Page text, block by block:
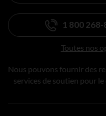
1 800
Toutes nos
Nous pouvons fournir des
services de soutien pour